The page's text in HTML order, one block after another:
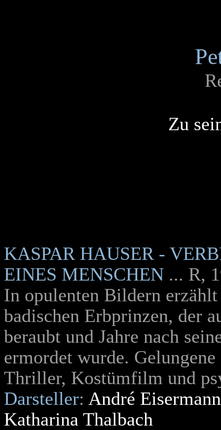
Zu
KASPAR HAUSER -
EINES MENSCHEN ... R,
In opulenten Bildern
badischen Erbprinzen, der
beraubt und Jahre nach
ermordet wurde.
Thriller, Kostümfilm und
Darsteller: André Eisermann
Katharina Thalbach